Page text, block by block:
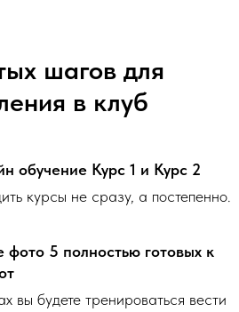
шагов для
в клуб
обучение Курс 1 и Курс 2
курсы не сразу, а постепенно.
фото 5 полностью готовых к
вы будете тренироваться вести